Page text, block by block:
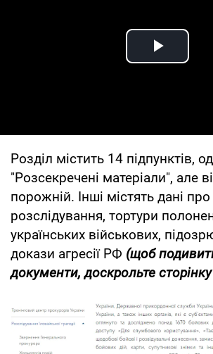
Play
Розділ містить 14 підпунктів,
"Розсекречені матеріали", але
порожній. Інші містять дані про
розслідування, тортури
українських військових,
докази агресії РФ (щоб
документи, доскрольте